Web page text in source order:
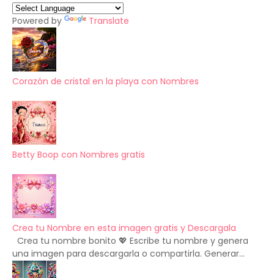
Powered by Translate
Corazón de cristal en la playa con Nombres
Betty Boop con Nombres gratis
Crea tu Nombre en esta imagen gratis y Descargala
Crea tu nombre bonito 💖 Escribe tu nombre y genera
una imagen para descargarla o compartirla. Generar...